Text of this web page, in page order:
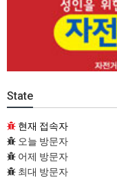
State
현재 접속자
오늘 방문자
어제 방문자
최대 방문자